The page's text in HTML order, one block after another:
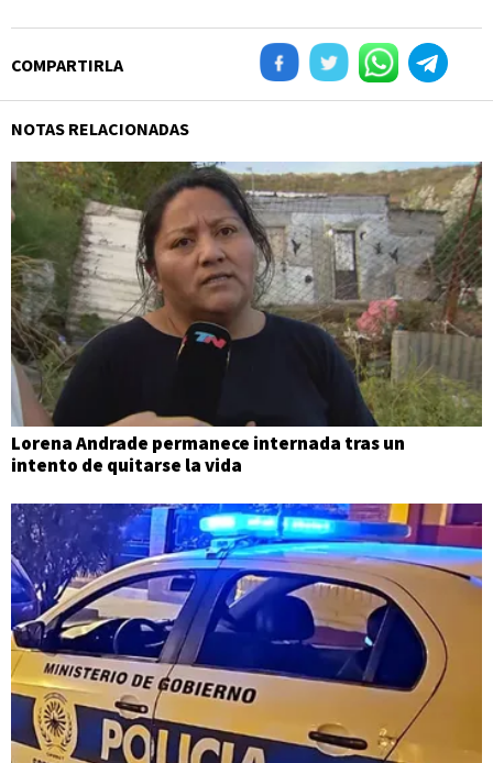
COMPARTIRLA
NOTAS RELACIONADAS
Lorena Andrade permanece internada tras un
intento de quitarse la vida